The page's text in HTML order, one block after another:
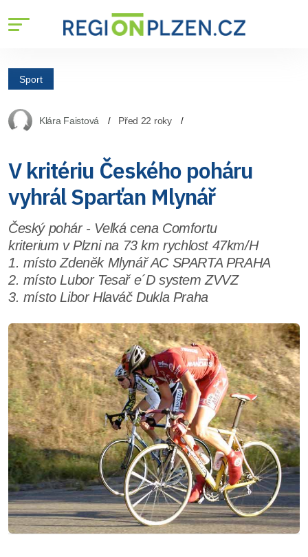
Sport
Klára Faistová Před 22 roky
V kritériu Českého poháru
vyhrál Sparťan Mlynář
Český pohár - Velká cena Comfortu
kriterium v Plzni na 73 km rychlost 47km/H
1. místo Zdeněk Mlynář AC SPARTA PRAHA
2. místo Lubor Tesař e´D system ZVVZ
3. místo Libor Hlaváč Dukla Praha